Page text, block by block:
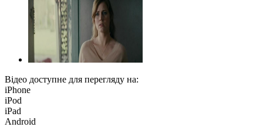
Відео доступне для перегляду на:
iPhone
iPod
iPad
Android